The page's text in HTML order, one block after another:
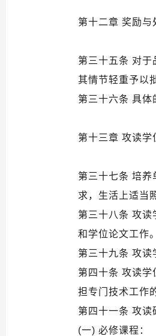
第十二章 奖励与
第三十五条 对
其情节轻重予以
第三十六条 具
第十三章 攻读学
第三十七条 培
求，生活上适当
第三十八条 攻
和学位论文工作。
第三十九条 攻
第四十条 攻读
担专门技术工作
第四十一条 攻读
(一) 必修课程：